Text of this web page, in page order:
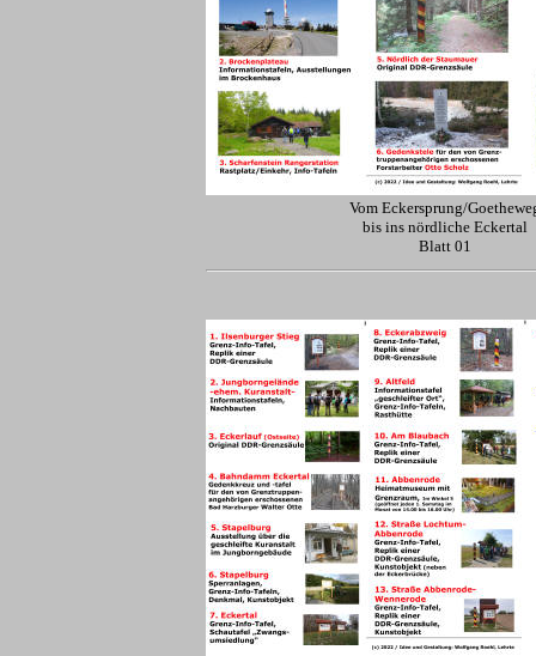
Vom Eckersprung/
bis ins nördliche Eckertal
Blatt 01